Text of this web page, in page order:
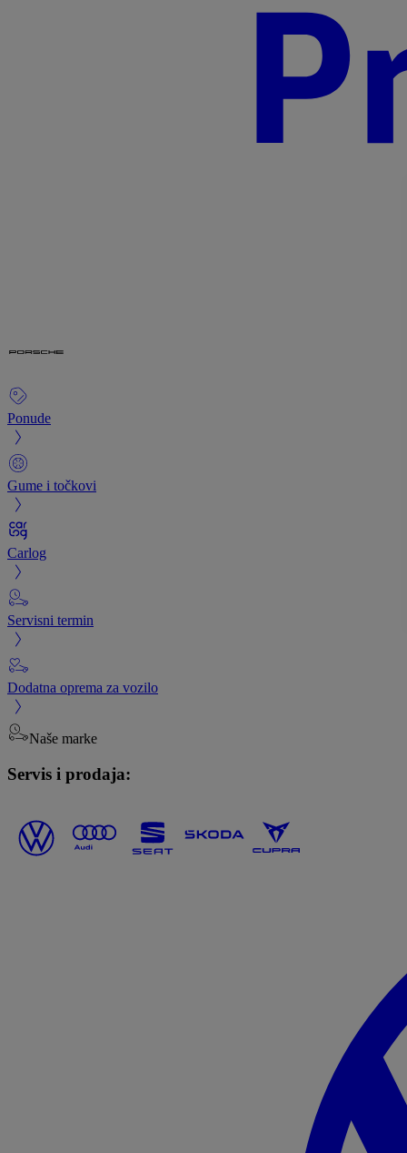
Ponude
Gume i točkovi
Carlog
Servisni termin
Dodatna oprema za vozilo
Naše marke
Servis i prodaja: